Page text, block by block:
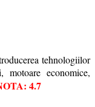
tehnologiilor
economice,
4.7